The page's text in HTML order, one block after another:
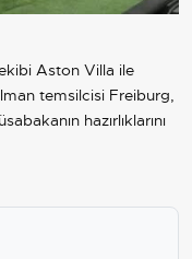
Aston Villa ile
temsilcisi Freiburg,
hazırlıklarını